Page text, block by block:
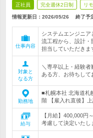
正社員 完全週休2日制 リ
情報更新日：2026/05/26 終了予
仕事内容
システムエンジニ
流工程から、設計・
担当していただきま
対象と
なる方
＼専卒以上・経験
ある方、お待ちして
勤務地
■札幌本社 北海道札
階 【雇入れ直後】
給与
【月給】400,000
考慮して決定いた